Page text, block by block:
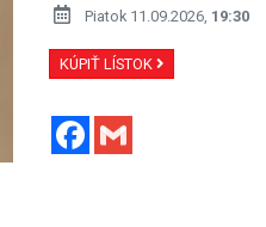
Piatok 11.09.2026, 19:30
KÚPIŤ LÍSTOK
Facebook